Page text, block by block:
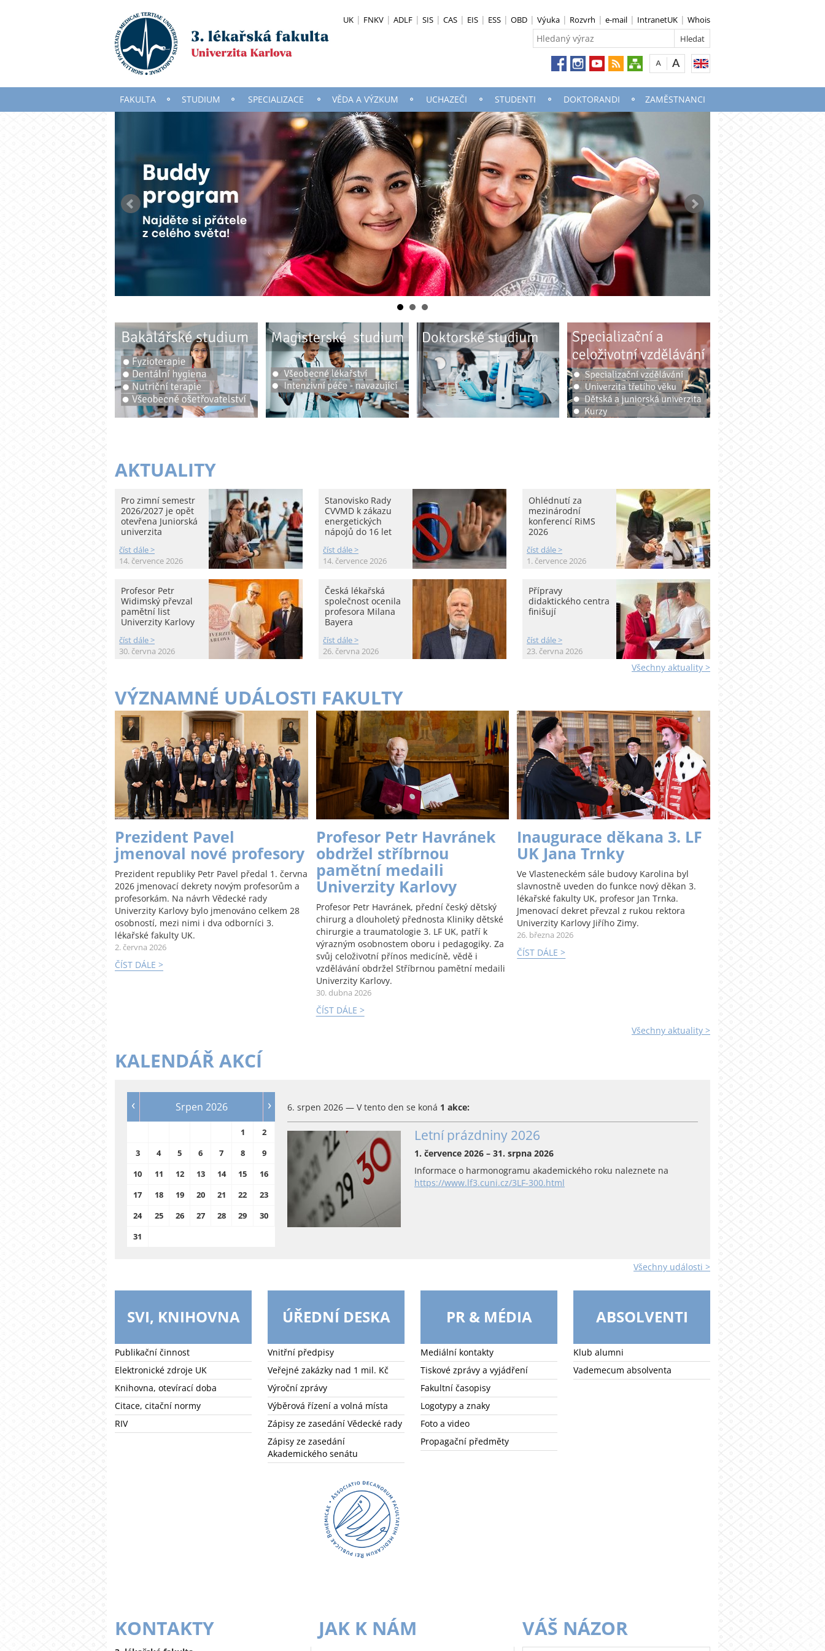
UK FNKV ADLF SIS CAS EIS ESS OBD Výuka Rozvrh e-mail IntranetUK Whois
FAKULTA STUDIUM SPECIALIZACE VĚDA A VÝZKUM UCHAZEČI STUDENTI DOKTORANDI ZAMĚSTNANCI
AKTUALITY
Pro zimní semestr
2026/2027 je opět
otevřena Juniorská
univerzita
číst dále >
14. července 2026
Stanovisko Rady
CVVMD k zákazu
energetických
nápojů do 16 let
číst dále >
14. července 2026
Ohlédnutí za
mezinárodní
konferencí RiMS
2026
číst dále >
1. července 2026
Profesor Petr
Widimský převzal
pamětní list
Univerzity Karlovy
číst dále >
30. června 2026
Česká lékařská
společnost ocenila
profesora Milana
Bayera
číst dále >
26. června 2026
Přípravy
didaktického centra
finišují
číst dále >
23. června 2026
Všechny aktuality >
VÝZNAMNÉ UDÁLOSTI FAKULTY
Prezident Pavel
jmenoval nové profesory
Prezident republiky Petr Pavel předal 1. června
2026 jmenovací dekrety novým profesorům a
profesorkám. Na návrh Vědecké rady
Univerzity Karlovy bylo jmenováno celkem 28
osobností, mezi nimi i dva odborníci 3.
lékařské fakulty UK.
2. června 2026
ČÍST DÁLE >
Profesor Petr Havránek
obdržel stříbrnou
pamětní medaili
Univerzity Karlovy
Profesor Petr Havránek, přední český dětský
chirurg a dlouholetý přednosta Kliniky dětské
chirurgie a traumatologie 3. LF UK, patří k
výrazným osobnostem oboru i pedagogiky. Za
svůj celoživotní přínos medicíně, vědě i
vzdělávání obdržel Stříbrnou pamětní medaili
Univerzity Karlovy.
30. dubna 2026
ČÍST DÁLE >
Inaugurace děkana 3. LF
UK Jana Trnky
Ve Vlasteneckém sále budovy Karolina byl
slavnostně uveden do funkce nový děkan 3.
lékařské fakulty UK, profesor Jan Trnka.
Jmenovací dekret převzal z rukou rektora
Univerzity Karlovy Jiřího Zimy.
26. března 2026
ČÍST DÁLE >
Všechny aktuality >
KALENDÁŘ AKCÍ
‹ Srpen 2026 ›
1
2
3
4 5 6 7 8
9
10
11 12 13 14 15
16
17
18 19 20 21 22
23
24
25 26 27 28 29
30
31
6. srpen 2026 — V tento den se koná 1 akce:
Letní prázdniny 2026
1. července 2026 – 31. srpna 2026
Informace o harmonogramu akademického roku naleznete na
https://www.lf3.cuni.cz/3LF-300.html
Všechny události >
SVI, KNIHOVNA
Publikační činnost
Elektronické zdroje UK
Knihovna, otevírací doba
Citace, citační normy
RIV
ÚŘEDNÍ DESKA
Vnitřní předpisy
Veřejné zakázky nad 1 mil. Kč
Výroční zprávy
Výběrová řízení a volná místa
Zápisy ze zasedání Vědecké rady
Zápisy ze zasedání
Akademického senátu
PR & MÉDIA
Mediální kontakty
Tiskové zprávy a vyjádření
Fakultní časopisy
Logotypy a znaky
Foto a video
Propagační předměty
ABSOLVENTI
Klub alumni
Vademecum absolventa
KONTAKTY JAK K NÁM VÁŠ NÁZOR